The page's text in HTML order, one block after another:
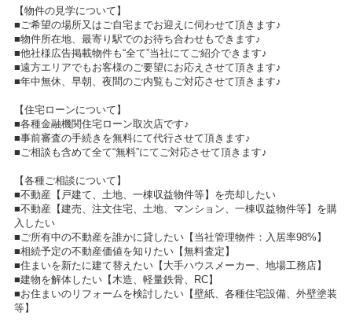
【物件の見学について】
■ご希望の場所又はご自宅までお迎えに伺わせて頂きます♪
■物件所在地、最寄り駅でのお待ち合わせもできます♪
■他社様広告掲載物件も“全て”当社にてご紹介できます♪
■遠方エリアでもお客様のご要望にお応えさせて頂きます♪
■年中無休、早朝、夜間のご内覧もご対応させて頂きます♪
【住宅ローンについて】
■各種金融機関住宅ローン取次店です♪
■事前審査の手続きを無料にて代行させて頂きます♪
■ご相談も含めて全て“無料”にてご対応させて頂きます♪
【各種ご相談について】
■不動産【戸建て、土地、一棟収益物件等】を売却したい
■不動産【建売、注文住宅、土地、マンション、一棟収益物件等】を購
入したい
■ご所有中の不動産を誰かに貸したい【当社管理物件：入居率98%】
■相続予定の不動産価値を知りたい【無料査定】
■住まいを新たに建て替えたい【大手ハウスメーカー、地場工務店】
■建物を解体したい【木造、軽量鉄骨、RC】
■お住まいのリフォームを検討したい【壁紙、各種住宅設備、外壁塗装
等】